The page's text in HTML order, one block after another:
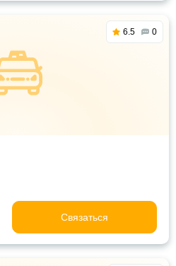
6.5 0
Связаться